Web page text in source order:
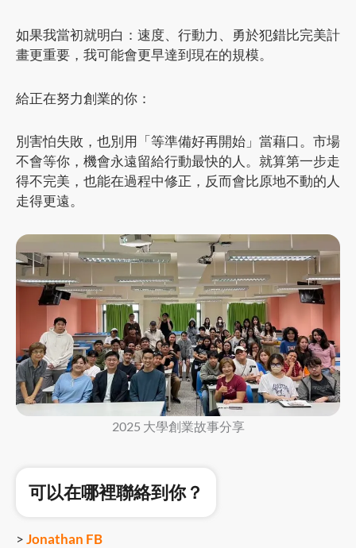
如果我當初就明白：速度、行動力、勇於犯錯比完美計
畫更重要，我可能會更早達到現在的規模。
給正在努力創業的你：
別害怕失敗，也別用「等準備好再開始」當藉口。市場
不會等你，機會永遠留給行動最快的人。就算第一步走
得不完美，也能在過程中修正，反而會比原地不動的人
走得更遠。
2025 大學創業故事分享
可以在哪裡聯絡到你？
>Jonathan FB